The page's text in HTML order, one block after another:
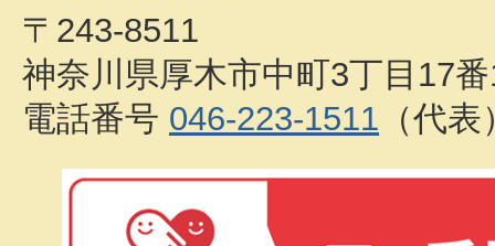
〒243-8511
神奈川県厚木市中町3丁目17
電話番号 046-223-1511 （代表